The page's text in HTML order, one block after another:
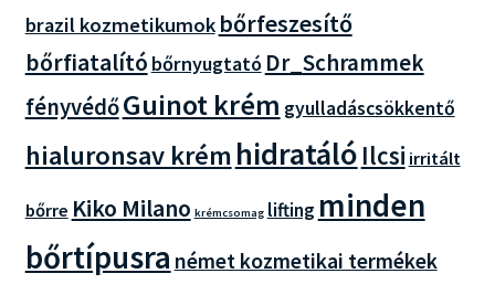
brazil kozmetikumok bőrfeszesítő
bőrfiatalító bőrnyugtató Dr_Schrammek
fényvédőGuinot krém gyulladáscsökkentő
hialuronsav krémhidratáló Ilcsi irritált
bőrre Kiko Milano krémcsomag lifting minden
bőrtípusra német kozmetikai termékek